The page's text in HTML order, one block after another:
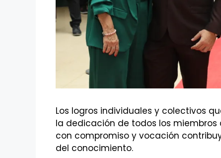
Los logros individuales y colectivos
la dedicación de todos los
con compromiso y vocación
del conocimiento.